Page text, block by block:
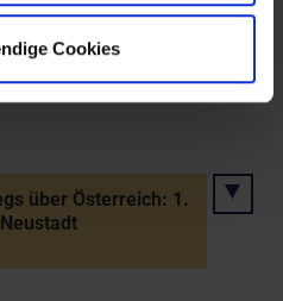
Cookies
über Österreich: 1.